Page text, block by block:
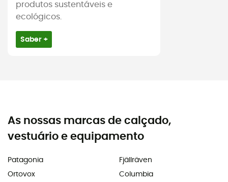
produtos sustentáveis e
ecológicos.
Saber +
As nossas marcas de calçado,
vestuário e equipamento
Patagonia
Ortovox
Fjällräven
Columbia